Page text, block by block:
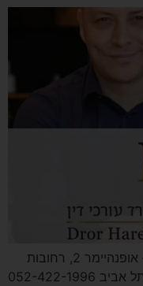
עורך דין עסקי ברחובות סניף רחובות – אופנהיימר 2, רחובות
סניף תל אביב – דרך מנחם בגין 132, תל אביב 052-422-1996